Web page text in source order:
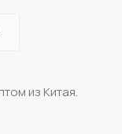
из Китая.